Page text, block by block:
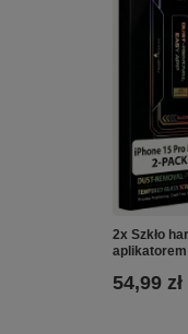
2x Szkło
aplikatorem
54,99 zł